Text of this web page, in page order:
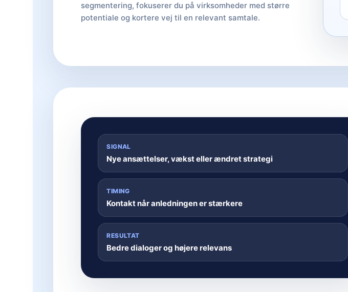
segmentering, fokuserer du på virksomheder med større
potentiale og kortere vej til en relevant samtale.
SIGNAL
Nye ansættelser, vækst eller ændret strategi
TIMING
Kontakt når anledningen er stærkere
RESULTAT
Bedre dialoger og højere relevans